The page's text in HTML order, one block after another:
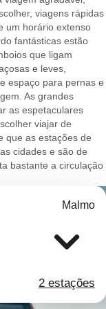
viagens rápidas
um horário extenso
fantásticas estão
que ligam
e leves,
espaço para pernas e
As grandes
as espetaculares
viajar de
que as estações de
cidades e são de
bastante a circulação
Malmo
2 estações